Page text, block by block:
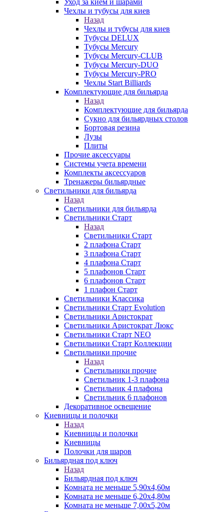
Уход за кием и шарами
Чехлы и тубусы для киев
Назад
Чехлы и тубусы для киев
Тубусы DELUX
Тубусы Mercury
Тубусы Mercury-CLUB
Тубусы Mercury-DUO
Тубусы Mercury-PRO
Чехлы Start Billiards
Комплектующие для бильярда
Назад
Комплектующие для бильярда
Сукно для бильярдных столов
Бортовая резина
Лузы
Плиты
Прочие аксессуары
Системы учета времени
Комплекты аксессуаров
Тренажеры бильярдные
Светильники для бильярда
Назад
Светильники для бильярда
Светильники Старт
Назад
Светильники Старт
2 плафона Старт
3 плафона Старт
4 плафона Старт
5 плафонов Старт
6 плафонов Старт
1 плафон Старт
Светильники Классика
Светильники Старт Evolution
Светильники Аристократ
Светильники Аристократ Люкс
Светильники Старт NEO
Светильники Старт Коллекции
Светильники прочие
Назад
Светильники прочие
Светильник 1-3 плафона
Светильник 4 плафона
Светильник 6 плафонов
Декоративное освещение
Киевницы и полочки
Назад
Киевницы и полочки
Киевницы
Полочки для шаров
Бильярдная под ключ
Назад
Бильярдная под ключ
Комната не меньше 5,90х4,60м
Комната не меньше 6,20х4,80м
Комната не меньше 7,00х5,20м